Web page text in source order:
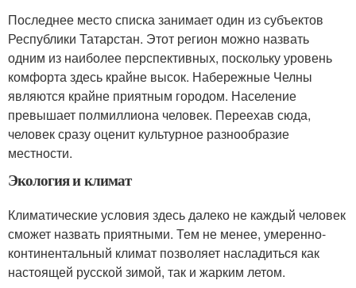
Последнее место списка занимает один из субъектов
Республики Татарстан. Этот регион можно назвать
одним из наиболее перспективных, поскольку уровень
комфорта здесь крайне высок. Набережные Челны
являются крайне приятным городом. Население
превышает полмиллиона человек. Переехав сюда,
человек сразу оценит культурное разнообразие
местности.
Экология и климат
Климатические условия здесь далеко не каждый человек
сможет назвать приятными. Тем не менее, умеренно-
континентальный климат позволяет насладиться как
настоящей русской зимой, так и жарким летом.